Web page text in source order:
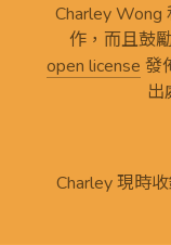
Charley Wong
作，而且鼓
open license 發
出
Charley 現時